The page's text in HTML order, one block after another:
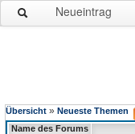
Neueintrag
Übersicht » Neueste Themen
Name des Forums